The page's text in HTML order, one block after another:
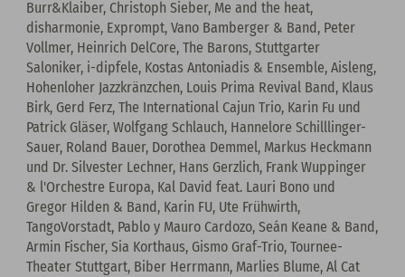
Burr&Klaiber, Christoph Sieber, Me and the heat,
disharmonie, Exprompt, Vano Bamberger & Band, Peter
Vollmer, Heinrich DelCore, The Barons, Stuttgarter
Saloniker, i-dipfele, Kostas Antoniadis & Ensemble, Aisleng,
Hohenloher Jazzkränzchen, Louis Prima Revival Band, Klaus
Birk, Gerd Ferz, The International Cajun Trio, Karin Fu und
Patrick Gläser, Wolfgang Schlauch, Hannelore Schilllinger-
Sauer, Roland Bauer, Dorothea Demmel, Markus Heckmann
und Dr. Silvester Lechner, Hans Gerzlich, Frank Wuppinger
& l'Orchestre Europa, Kal David feat. Lauri Bono und
Gregor Hilden & Band, Karin FU, Ute Frühwirth,
TangoVorstadt, Pablo y Mauro Cardozo, Seán Keane & Band,
Armin Fischer, Sia Korthaus, Gismo Graf-Trio, Tournee-
Theater Stuttgart, Biber Herrmann, Marlies Blume, Al Cat